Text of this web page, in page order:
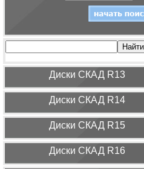
Диcки СКАД R13
Диcки СКАД R14
Диcки СКАД R15
Диcки СКАД R16